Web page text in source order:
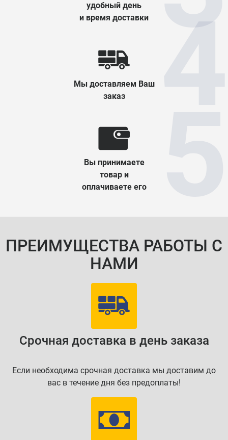
удобный день
и время доставки
Мы доставляем Ваш
заказ
Вы принимаете
товар и
оплачиваете его
ПРЕИМУЩЕСТВА РАБОТЫ С
НАМИ
Срочная доставка в день заказа
Если необходима срочная доставка мы доставим до
вас в течение дня без предоплаты!